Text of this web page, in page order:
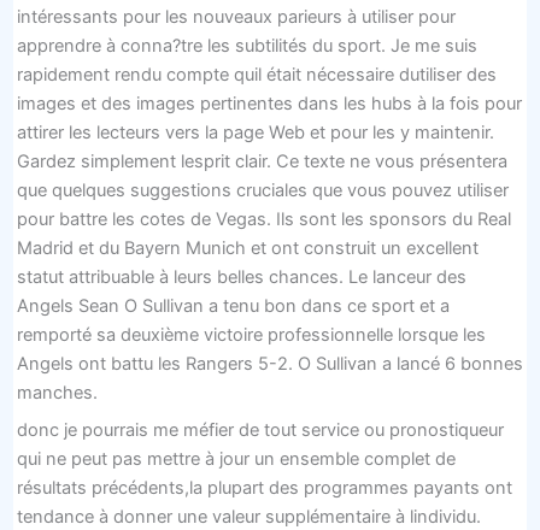
intéressants pour les nouveaux parieurs à utiliser pour
apprendre à conna?tre les subtilités du sport. Je me suis
rapidement rendu compte quil était nécessaire dutiliser des
images et des images pertinentes dans les hubs à la fois pour
attirer les lecteurs vers la page Web et pour les y maintenir.
Gardez simplement lesprit clair. Ce texte ne vous présentera
que quelques suggestions cruciales que vous pouvez utiliser
pour battre les cotes de Vegas. Ils sont les sponsors du Real
Madrid et du Bayern Munich et ont construit un excellent
statut attribuable à leurs belles chances. Le lanceur des
Angels Sean O Sullivan a tenu bon dans ce sport et a
remporté sa deuxième victoire professionnelle lorsque les
Angels ont battu les Rangers 5-2. O Sullivan a lancé 6 bonnes
manches.
donc je pourrais me méfier de tout service ou pronostiqueur
qui ne peut pas mettre à jour un ensemble complet de
résultats précédents,la plupart des programmes payants ont
tendance à donner une valeur supplémentaire à lindividu.